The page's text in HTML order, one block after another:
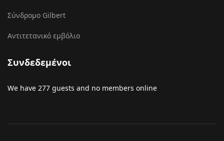
Σύνδρομο Gilbert
Αντιτετανικό εμβόλιο
Συνδεδεμένοι
We have 277 guests and no members online